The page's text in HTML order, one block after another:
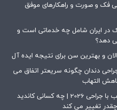
فک و صورت و راهکارهای موفق
ایران شامل چه خدماتی است و
دهد؟
و بهترین سن برای نتیجه ایده آل
دندان چگونه سریعتر اتفاق می
التهاب
راه های درمان فک جلو و فک عقب با جراحی 2026 | چه کسانی کاندید
تغییر می کند